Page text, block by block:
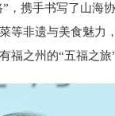
，携手书写了山海
等非遗与美食魅力
福之州的“五福之旅”